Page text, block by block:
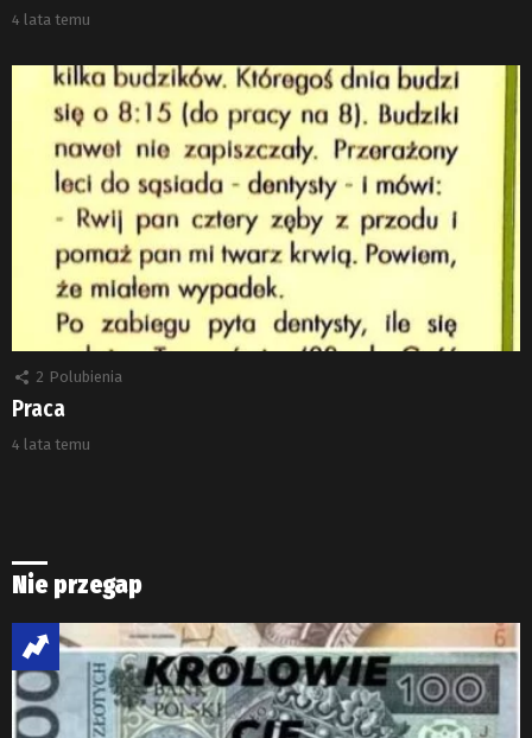
4 lata temu
2 Polubienia
Praca
4 lata temu
Nie przegap